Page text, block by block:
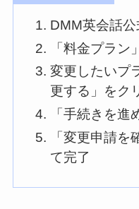
DMM英会話
「料金プラン
変更したいプ
更する」をク
「手続きを進
「変更申請を
て完了